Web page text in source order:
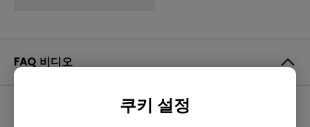
쿠키 설정
FAQ 비디오